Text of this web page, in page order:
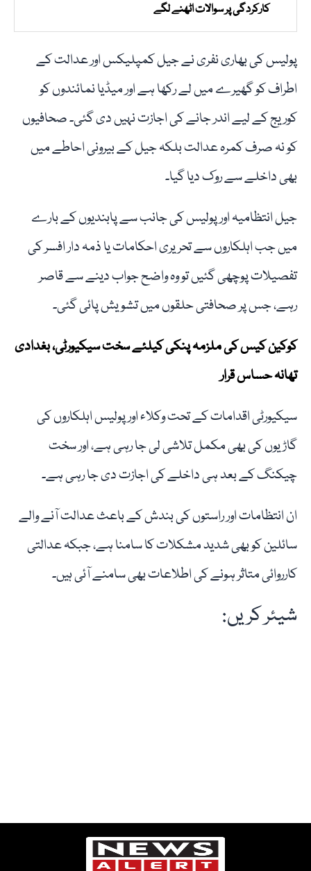
کارکردگی پر سوالات اٹھنے لگے
پولیس کی بھاری نفری نے جیل کمپلیکس اور عدالت کے
اطراف کو گھیرے میں لے رکھا ہے اور میڈیا نمائندوں کو
کوریج کے لیے اندر جانے کی اجازت نہیں دی گئی۔ صحافیوں
کو نہ صرف کمرہ عدالت بلکہ جیل کے بیرونی احاطے میں
بھی داخلے سے روک دیا گیا۔
جیل انتظامیہ اور پولیس کی جانب سے پابندیوں کے بارے
میں جب اہلکاروں سے تحریری احکامات یا ذمہ دار افسر کی
تفصیلات پوچھی گئیں تو وہ واضح جواب دینے سے قاصر
رہے، جس پر صحافتی حلقوں میں تشویش پائی گئی۔
کوکین کیس کی ملزمہ پنکی کیلئے سخت سیکیورٹی، بغدادی
تھانہ حساس قرار
سیکیورٹی اقدامات کے تحت وکلاء اور پولیس اہلکاروں کی
گاڑیوں کی بھی مکمل تلاشی لی جا رہی ہے، اور سخت
چیکنگ کے بعد ہی داخلے کی اجازت دی جا رہی ہے۔
ان انتظامات اور راستوں کی بندش کے باعث عدالت آنے والے
سائلین کو بھی شدید مشکلات کا سامنا ہے، جبکہ عدالتی
کارروائی متاثر ہونے کی اطلاعات بھی سامنے آئی ہیں۔
شیئر کریں: